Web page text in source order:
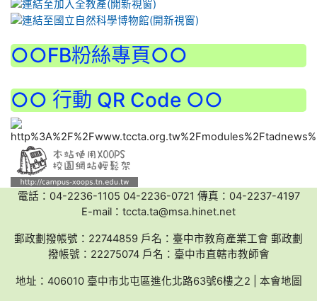
○○FB粉絲專頁○○
○○ 行動 QR Code ○○
電話：04-2236-1105 04-2236-0721 傳真：04-2237-4197
E-mail：tccta.ta@msa.hinet.net
郵政劃撥帳號：22744859 戶名：臺中市教育產業工會 郵政劃
撥帳號：22275074 戶名：臺中市直轄市教師會
地址：406010 臺中市北屯區進化北路63號6樓之2 | 本會地圖